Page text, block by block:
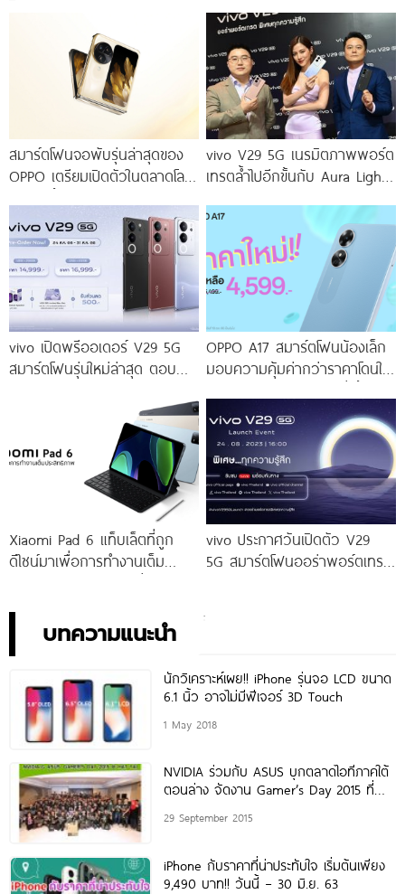
สมาร์ตโฟนจอพับรุ่นล่าสุดของ
OPPO เตรียมเปิดตัวในตลาดโลก
vivo V29 5G เนรมิตภาพพอร์ต
เทรตล้ำไปอีกขั้นกับ Aura Light
โดดเด่นด้วยสุนทรียศาสตร์แห่ง
vivo เปิดพรีออเดอร์ V29 5G
สมาร์ตโฟนรุ่นใหม่ล่าสุด ตอบ
ราคาเริ่มต้นเพียง 14,999 บาท
จัดเต็มกับโปรโมชันพิเศษก่อนใคร
OPPO A17 สมาร์ตโฟนน้องเล็ก
มอบความคุ้มค่ากว่าราคาโดนใจ
ราคาใหม่เพียง 4,599 บาท
เท่านั้น!
Xiaomi Pad 6 แท็บเล็ตที่ถูก
ดีไซน์มาเพื่อการทำงานเต็ม
vivo ประกาศวันเปิดตัว V29
5G สมาร์ตโฟนออร่าพอร์ตเทร
บทความแนะนำ
นักวิเคราะห์เผย!! iPhone รุ่นจอ LCD ขนาด
6.1 นิ้ว อาจไม่มีฟีเจอร์ 3D Touch
1 May 2018
NVIDIA ร่วมกับ ASUS บุกตลาดไอทีภาคใต้
ตอนล่าง จัดงาน Gamer’s Day 2015 ที่
29 September 2015
iPhone กับราคาที่น่าประทับใจ เริ่มต้นเพียง
9,490 บาท!! วันนี้ – 30 มิ.ย. 63